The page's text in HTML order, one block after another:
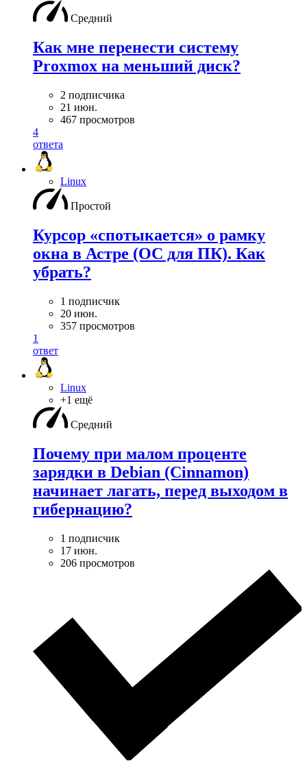
Средний
Как мне перенести систему
Proxmox на меньший диск?
2 подписчика
21 июн.
467 просмотров
4
ответа
Linux
Простой
Курсор «спотыкается» о рамку
окна в Астре (ОС для ПК). Как
убрать?
1 подписчик
20 июн.
357 просмотров
1
ответ
Linux
+1 ещё
Средний
Почему при малом проценте
зарядки в Debian (Cinnamon)
начинает лагать, перед выходом в
гибернацию?
1 подписчик
17 июн.
206 просмотров